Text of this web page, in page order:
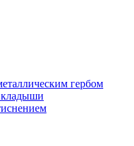
гербом